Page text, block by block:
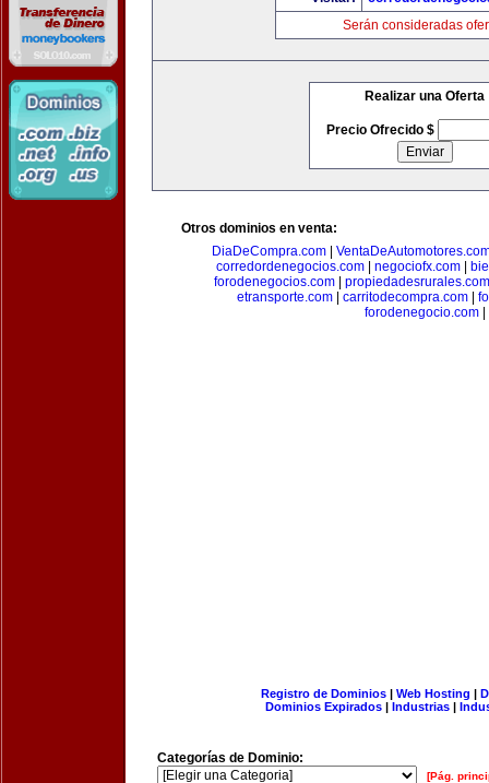
Serán consideradas
Realizar una Oferta
Precio Ofrecido $
Otros dominios en venta:
DiaDeCompra.com|
corredordenegocios.com
negociofx.com
forodenegocios.com
propiedadesrurales.com
etransporte.com
carritodecompra.com
forodenegocio.com|
Registro de Dominios| Web Hosting |
Dominios Expirados | Industrias |
Categorías de Dominio:
[Pág.